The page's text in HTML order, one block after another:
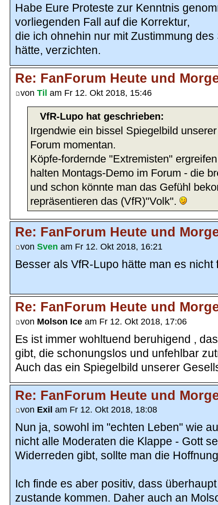
Habe Eure Proteste zur Kenntnis
vorliegenden Fall auf die Korrektur,
die ich ohnehin nur mit Zustimmung
hätte, verzichten.
Re: FanForum Heute und
von Til am Fr 12. Okt 2018, 15:46
VfR-Lupo hat geschrieben:
Irgendwie ein bissel Spiegelbild
Forum momentan.
Köpfe-fordernde "Extremisten"
halten Montags-Demo im Forum - die
und schon könnte man das Gefühl
repräsentieren das (VfR)"Volk".
Re: FanForum Heute und
von Sven am Fr 12. Okt 2018, 16:21
Besser als VfR-Lupo hätte man es
Re: FanForum Heute und
von Molson Ice am Fr 12. Okt 2018, 17:06
Es ist immer wohltuend beruhigend ,
gibt, die schonungslos und unfehlbar
Auch das ein Spiegelbild unserer
Re: FanForum Heute und
von Exil am Fr 12. Okt 2018, 18:08
Nun ja, sowohl im "echten Leben" wie
nicht alle Moderaten die Klappe - Gott
Widerreden gibt, sollte man die
Ich finde es aber positiv, dass
zustande kommen. Daher auch an